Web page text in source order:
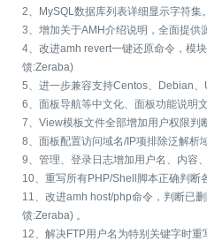
2、MySQL数据库列表详细显示字符集。
3、增加关于AMH介绍说明，全面提供
4、改进amh revert一键还原命令，模
馈:Zeraba)
5、进一步兼容支持Centos、Debian、
6、面板导航等中文化、面板功能说明
7、View模板文件全部增加用户权限判
8、面板配置访问域名/IP项排除泛解析
9、管理、登录日志增加用户名、内容
10、重写所有PHP/Shell脚本正确判断
11、改进amh host/php命令，判断已
馈:Zeraba) 。
12、解决FTP用户名为特别关键字时重